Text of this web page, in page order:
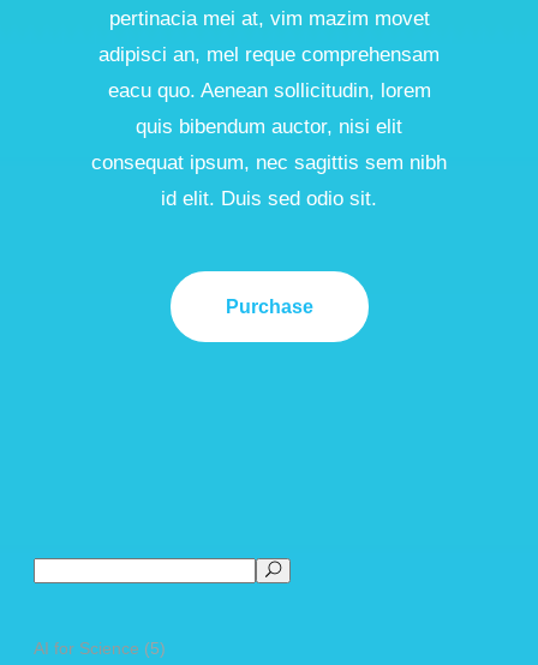
pertinacia mei at, vim mazim movet
adipisci an, mel reque comprehensam
eacu quo. Aenean sollicitudin, lorem
quis bibendum auctor, nisi elit
consequat ipsum, nec sagittis sem nibh
id elit. Duis sed odio sit.
Purchase
AI for Science (5)